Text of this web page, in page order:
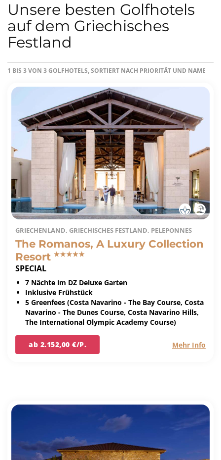
Unsere besten Golfhotels
auf dem Griechisches
Festland
1 BIS 3 VON 3 GOLFHOTELS, SORTIERT NACH PRIORITÄT UND NAME
GRIECHENLAND, GRIECHISCHES FESTLAND, PELEPONNES
The Romanos, A Luxury Collection
Resort
SPECIAL
7 Nächte im DZ Deluxe Garten
Inklusive Frühstück
5 Greenfees (Costa Navarino - The Bay Course, Costa
Navarino - The Dunes Course, Costa Navarino Hills,
The International Olympic Academy Course)
ab 2.152,00 €/P. Mehr Info